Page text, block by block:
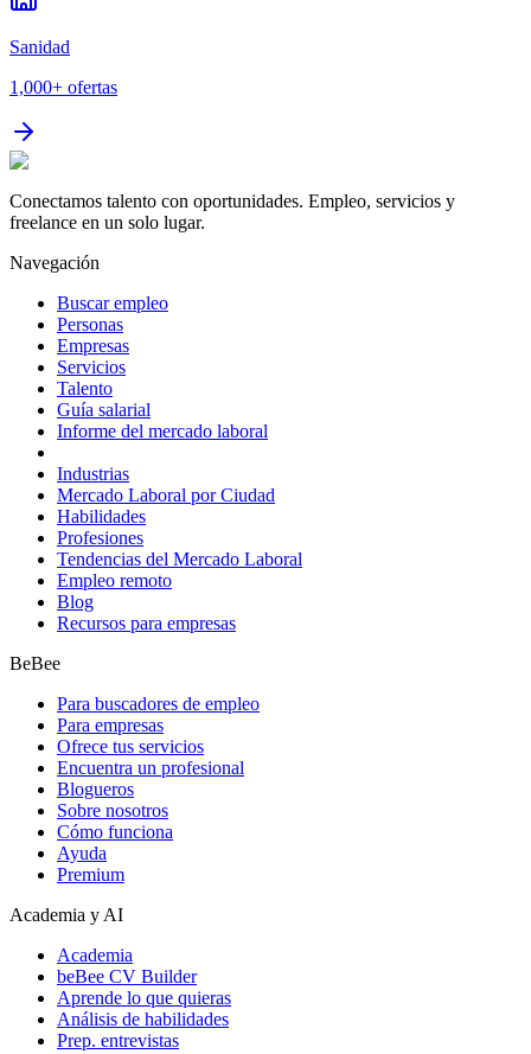
Sanidad
1,000+ ofertas
Conectamos talento con oportunidades. Empleo, servicios y
freelance en un solo lugar.
Navegación
Buscar empleo
Personas
Empresas
Servicios
Talento
Guía salarial
Informe del mercado laboral
Industrias
Mercado Laboral por Ciudad
Habilidades
Profesiones
Tendencias del Mercado Laboral
Empleo remoto
Blog
Recursos para empresas
BeBee
Para buscadores de empleo
Para empresas
Ofrece tus servicios
Encuentra un profesional
Blogueros
Sobre nosotros
Cómo funciona
Ayuda
Premium
Academia y AI
Academia
beBee CV Builder
Aprende lo que quieras
Análisis de habilidades
Prep. entrevistas